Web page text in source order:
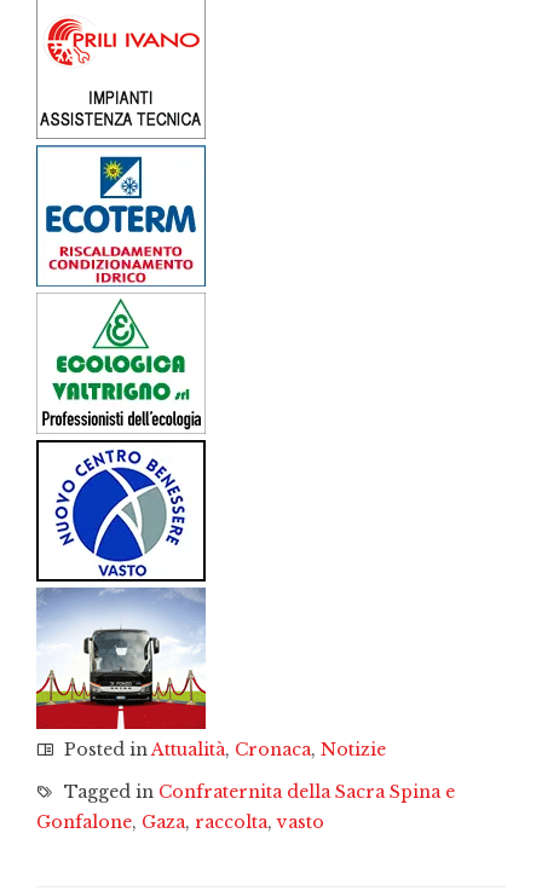
Posted inAttualità, Cronaca, Notizie
Tagged in Confraternita della Sacra Spina e
Gonfalone, Gaza, raccolta,vasto